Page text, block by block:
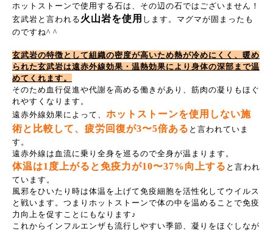
ホットストーンで使用する石は、その辺の石ではございません！
玄武岩と言われる 火山岩を使用 します。マグマが固まったも
のですね^ ^
玄武岩の特徴として組織の密度が高いため熱が冷めにくく、暖め
られた玄武岩は遠赤外線効果・温熱効果により身体の深部まで温
めてくれます。
そのため血行促進や代謝を高める働きがあり、筋肉の凝りもほぐ
れやすくなります。
遠赤外線効果によって、 ホットストーンを使用しない施
術と比較して、疲労回復が3〜5倍ある と言われていま
す。
遠赤外線は血流に乗り全身を巡るので全身が温まります。
体温は1度上がると免疫力が10〜37%向上する と言われ
ています。
風邪をひいたり時は体温を上げて免疫細胞を活性化してウイルス
と戦います。つまりホットストーンで体の中を温めることで免疫
力向上を促すことにもなります♪
これからインフルエンザも流行しやすい季節、凝りをほぐしなが